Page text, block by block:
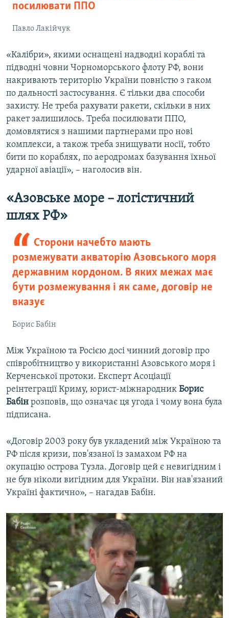
посилювати ППО
Павло Лакійчук
«Калібри», якими оснащені надводні кораблі та
підводні човни Чорноморського флоту РФ, вони
накривають територію України повністю з гаком
по дальності застосування. Є тільки два способи
захисту. Не треба рахувати ракети, скільки в них
ракет залишилось. Треба посилювати ППО,
домовлятися з нашими партнерами про нові
комплекси, а також треба знищувати носії, тобто
бити по кораблях, по аеродромах базування їхньої
ударної авіації», – наголосив він.
«Азовське море – логістичний
шлях РФ»
Сторони начебто мають
розмежувати акваторію Азовського моря
державним кордоном. В яких межах має
бути розмежування і як саме, договір не
вказує
Борис Бабін
Між Україною та Росією досі чинний договір про
співробітництво у використанні Азовського моря і
Керченської протоки. Експерт Асоціації
реінтеграції Криму, юрист-міжнародник Борис
Бабін розповів, що означає ця угода і чому вона була
підписана.
«Договір 2003 року був укладений між Україною та
РФ після кризи, пов'язаної із замахом РФ на
окупацію острова Тузла. Договір цей є невигідним і
не був ніколи вигідним для України. Він нав'язаний
Україні фактично», – нагадав Бабін.